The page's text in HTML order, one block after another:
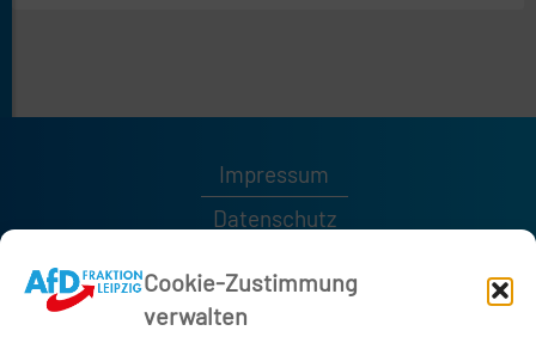
Cookie-Zustimmung
verwalten
Impressum
Datenschutz
0341 / 1232189